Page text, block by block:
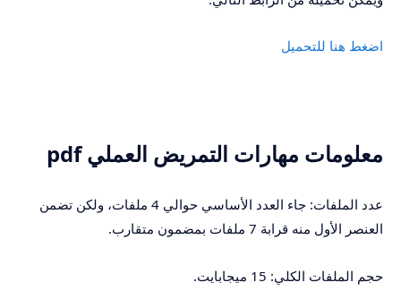
اضغط هنا للتحميل
معلومات مهارات التمريض العملي pdf
عدد الملفات: جاء العدد الأساسي حوالي 4 ملفات، ولكن تضمن
العنصر الأول منه قرابة 7 ملفات بمضمون متقارب.
حجم الملفات الكلي: 15 ميجابايت.